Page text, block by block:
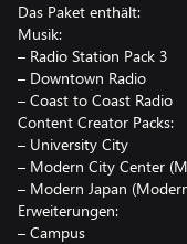
Das Paket enthält:
Musik:
– Radio Station Pack 3
– Downtown Radio
– Coast to Coast Radio
Content Creator Packs:
– University City
– Modern City Center
– Modern Japan
Erweiterungen:
– Campus